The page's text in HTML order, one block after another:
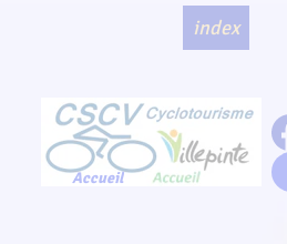
index
Accueil